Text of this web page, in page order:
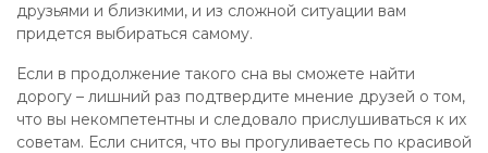
друзьями и близкими, и из сложной ситуации вам
придется выбираться самому.
Если в продолжение такого сна вы сможете найти
дорогу – лишний раз подтвердите мнение друзей о том,
что вы некомпетентны и следовало прислушиваться к их
советам. Если снится, что вы прогуливаетесь по красивой